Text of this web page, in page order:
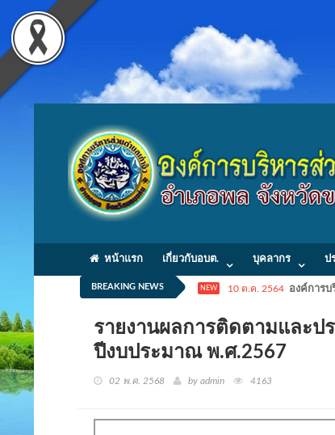
หน้าแรก เกี่ยวกับอบต. บุคลากร ป
BREAKING NEWS NEW 10 ต.ค. 2564 องค์การบ
รายงานผลการติดตามและป
ปีงบประมาณ พ.ศ.2567
02 พ.ค. 2568 by admin 4163